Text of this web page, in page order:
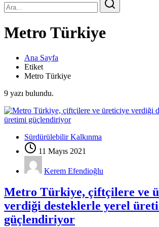
Metro Türkiye
Ana Sayfa
Etiket
Metro Türkiye
9 yazı bulundu.
Sürdürülebilir Kalkınma
11 Mayıs 2021
Kerem Efendioğlu
Metro Türkiye, çiftçilere ve
verdiği desteklerle yerel
güçlendiriyor